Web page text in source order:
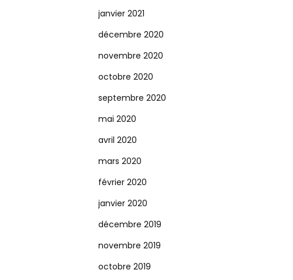
janvier 2021
décembre 2020
novembre 2020
octobre 2020
septembre 2020
mai 2020
avril 2020
mars 2020
février 2020
janvier 2020
décembre 2019
novembre 2019
octobre 2019